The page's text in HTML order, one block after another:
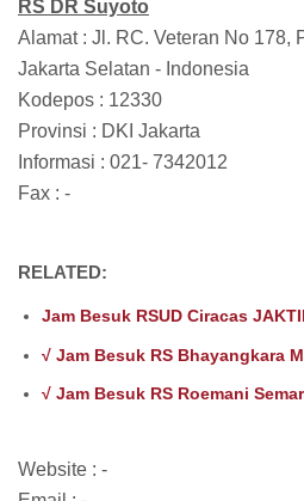
RS DR Suyoto
Alamat : Jl. RC. Veteran No 178,
Jakarta Selatan - Indonesia
Kodepos : 12330
Provinsi : DKI Jakarta
Informasi : 021- 7342012
Fax : -
RELATED:
Jam Besuk RSUD Ciracas
√ Jam Besuk RS Bhayangkara
√ Jam Besuk RS Roemani
Website : -